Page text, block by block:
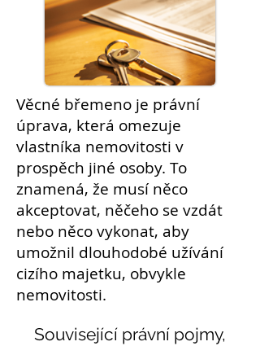
Věcné břemeno je právní
úprava, která omezuje
vlastníka nemovitosti v
prospěch jiné osoby. To
znamená, že musí něco
akceptovat, něčeho se vzdát
nebo něco vykonat, aby
umožnil dlouhodobé užívání
cizího majetku, obvykle
nemovitosti.
Související právní pojmy,